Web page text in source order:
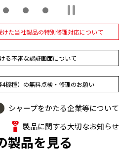
た当社製品の特別修理対応について
る不審な認証画面について
4機種）の無料点検・修理のお願い
シャープをかたる企業等について
製品に関する大切なお知らせ
製品を見る